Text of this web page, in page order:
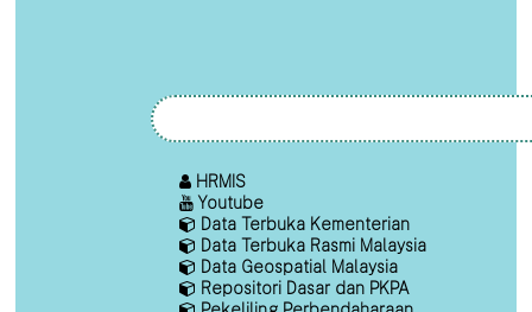
HRMIS
Youtube
Data Terbuka Kementerian
Data Terbuka Rasmi Malaysia
Data Geospatial Malaysia
Repositori Dasar dan PKPA